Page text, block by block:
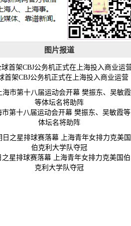
图片报道
首架CBJ公务机正式在上海投入商业运营
市第十八届运动会开幕 樊振东、吴敏霞等
体坛名将助阵
之星排球赛落幕 上海青年女排力克美国伯
克利大学队夺冠